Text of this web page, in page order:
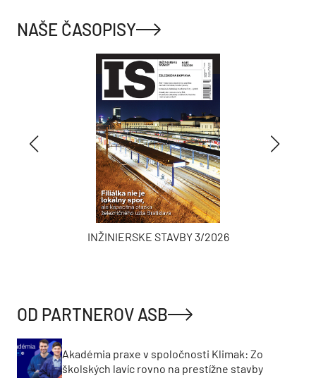
NAŠE ČASOPISY
INŽINIERSKE STAVBY 3/2026
OD PARTNEROV ASB
Akadémia praxe v spoločnosti Klimak: Zo
školských lavíc rovno na prestížne stavby